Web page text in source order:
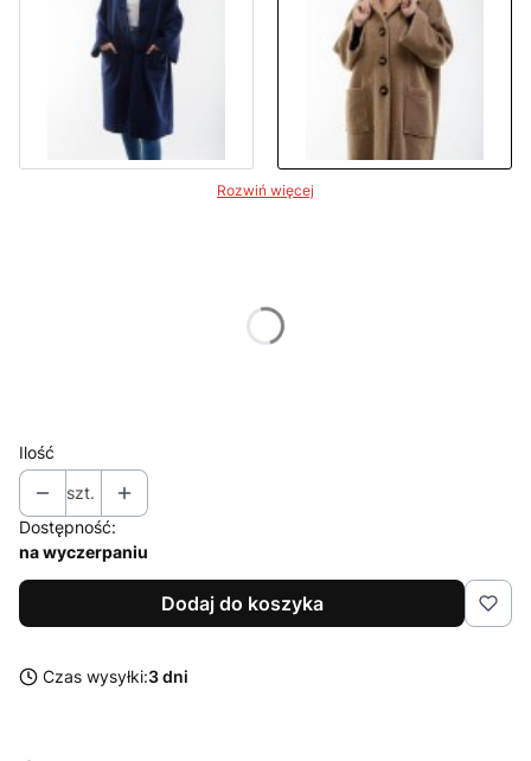
Rozwiń więcej
Ilość
szt.
Dostępność:
na wyczerpaniu
Dodaj do koszyka
Czas wysyłki:3 dni